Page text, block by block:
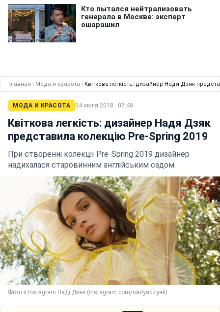
Главная › Мода и красота › Квіткова легкість: дизайнер Надя Дзяк
МОДА И КРАСОТА 04 июля 2018 · 07:48
Квіткова легкість: дизайнер Надя Дзяк
представила колекцію Pre-Spring 2019
При створенні колекції Pre-Spring 2019 дизайнер
надихалася старовинним англійським садом
Фото з Instagram Наді Дзяк (instagram.com/nadyadzyak)